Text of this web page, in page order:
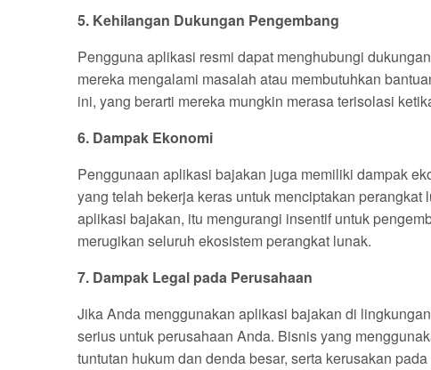
5. Kehilangan Dukungan Pengembang
Pengguna aplikasi resmi dapat menghubungi
mereka mengalami masalah atau membutuhkan
ini, yang berarti mereka mungkin merasa terisolasi
6. Dampak Ekonomi
Penggunaan aplikasi bajakan juga memiliki dampak
yang telah bekerja keras untuk menciptakan
aplikasi bajakan, itu mengurangi insentif untuk
merugikan seluruh ekosistem perangkat lunak.
7. Dampak Legal pada Perusahaan
Jika Anda menggunakan aplikasi bajakan di
serius untuk perusahaan Anda. Bisnis yang
tuntutan hukum dan denda besar, serta kerusakan